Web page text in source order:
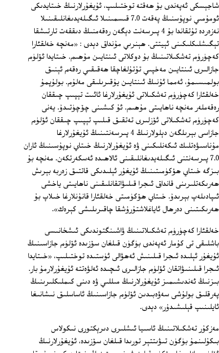
شاجېسكى ئەپەندى بۇ ھەقتە توختىلىپ، ئۇيغۇرلارنىڭ خىتايدىكى
ئومۇمىي نوپۇسنىڭ پەقەت 7.0 قىسمىنىلا ئىگىلەيدىغانلىقىنىلا
نەزەردە تۇتقاندا بۇ 4 پىرسەنت دېگەن رەقەمنىڭ دىققەت تارتىشقا
تېگىشلىكلىكىنى ئېيتتى. ھېنرىي مۇنداق دېدى : «مەنچە خەلقئارا
كەچۈرۈم تەشكىلاتىنىڭ بۇ دوكلاتى ئىنتايىن مۇھىم. خىتايدا ئۆلۈم
جازالىرى ئىنتايىن مەخپىي تۇتۇلغاچقا ھەقىقىي رەقەم ئېنىق
بولمىسىمۇ، ئەمما ئۇنىڭ ئىنتايىن يۇقىرىلىقى مەلۇم. بولۇپمۇ
خەلقئارا كەچۈرۈم تەشكىلاتى ئۇيغۇرلارغا ئائىت تېپىپ چىققان
رەقەملەر مەنچە ناھايىتى مۇھىم. ئۇ كىشىنى چۆچۈتىدۇ. يەنى
كەچۈرۈم تەشكىلاتى ئۆزلىرى تەتقىق قىلىپ تېپىپ چىققان ئۆلۈم
جازاسى بېرىلگەن دېلولارنىڭ 4 پىرسەنتىنىڭ ئۇيغۇرلارغا
مۇناسىۋەتلىك ئىكەنلىكىنى ۋە ئۇيغۇرلارنىڭ خىتاي نوپۇسىنىڭ ئاران
7.0 پىرسەنتنى ئىگىلەيدىغانلىقىنى ئالاھىدە ئەسكەرتكەن. مەنچە بۇ
بىزگە خىتاي ھۆكۈمىتىنىڭ ئۇيغۇر ئېلىدىكى قاتتىق زەربە بېرىش
ھەرىكەتلىرىنى قانداق ئىجرا قىلىۋاتقانلىقىنى ناھايىتى ياخشى
ئىپادىلەپ بېرىدۇ. خىتاي ھۆكۈمىتى خەلقئارا قانۇنلارغا خىلاپ بۇ
ھەرىكىتىنى دەرھال ئاياغلاشتۇرۇشقا چاقىرىلىشى كېرەك».
خەلقئارا كەچۈرۈم تەشكىلاتىنىڭ ۋاشىنگتوندىكى ئىشخانىسى
باشلىقى تى كۇمار ئەپەندى بۈگۈن قىلغان سۆزىدە ئۆلۈم جازاسىنىڭ
ئۇيغۇر ئېلىدە ئىجرا قىلىنىش ئەھۋالى ئۈستىدە توختىلىپ، «خىتايدا
ئىجرا قىلىنىۋاتقان ئۆلۈم جازالىرى ئىچىدە ئەلۋەتتە ئۇيغۇرلارمۇ بار.
بىزنىڭ ئەندىشىمىز ئۇيغۇرلارنىڭ مىللىي ۋە دىنى كىملىكلىرىنىڭ
پەرقلىق بولۇشى سەۋەبىدىن ئۆلۈم جازاسىنىڭ ئاساسلىق نىشانىغا
ئايلىنىپ قېلىشىدۇر» دېدى.
مەزكۇر تەشكىلاتىنىڭ ئاسىيا ئىشلىرى دىرېكتورى نىكولاس
بىكۇلىنمۇ بۈگۈن تىۋىتتېر تورىدا قىلغان سۆزىدە، ئۇيغۇرلارنىڭ